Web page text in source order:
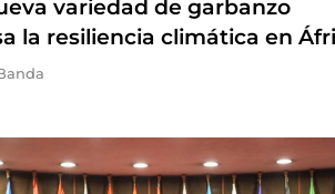
variedad de garbanzo
la resiliencia climática en